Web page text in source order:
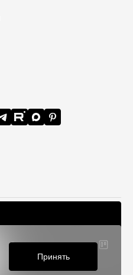
Constructor
Принять